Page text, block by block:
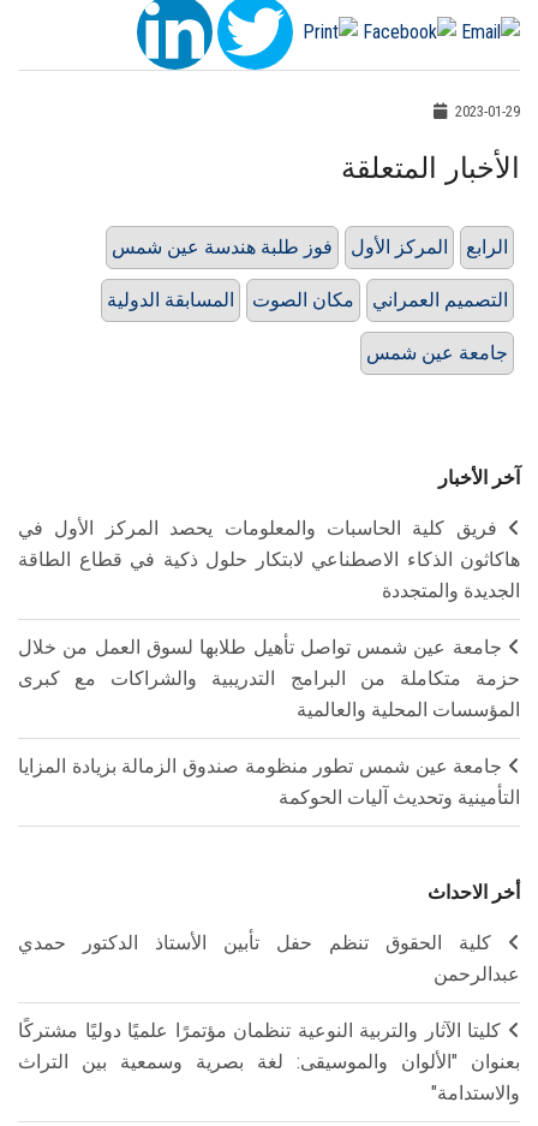
2023-01-29
الأخبار المتعلقة
فوز طلبة هندسة عين شمس المركز الأول الرابع
المسابقة الدولية مكان الصوت التصميم العمراني
جامعة عين شمس
آخر الأخبار
فريق كلية الحاسبات والمعلومات يحصد المركز الأول في
هاكاثون الذكاء الاصطناعي لابتكار حلول ذكية في قطاع الطاقة
الجديدة والمتجددة
جامعة عين شمس تواصل تأهيل طلابها لسوق العمل من خلال
حزمة متكاملة من البرامج التدريبية والشراكات مع كبرى
المؤسسات المحلية والعالمية
جامعة عين شمس تطور منظومة صندوق الزمالة بزيادة المزايا
التأمينية وتحديث آليات الحوكمة
أخر الاحداث
كلية الحقوق تنظم حفل تأبين الأستاذ الدكتور حمدي
عبدالرحمن
كليتا الآثار والتربية النوعية تنظمان مؤتمرًا علميًا دوليًا مشتركًا
بعنوان "الألوان والموسيقى: لغة بصرية وسمعية بين التراث
والاستدامة"